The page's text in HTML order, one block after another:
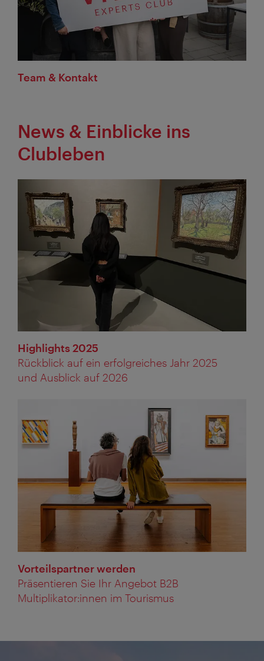
Team & Kontakt
News & Einblicke ins
Clubleben
Highlights 2025
Rückblick auf ein erfolgreiches Jahr 2025
und Ausblick auf 2026
Vorteilspartner werden
Präsentieren Sie Ihr Angebot B2B
Multiplikator:innen im Tourismus